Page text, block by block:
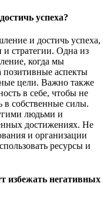
успеха?
и достичь успеха,
стратегии. Одна из
когда мы
позитивные аспекты
цели. Важно также
в себе, чтобы не
в собственные силы.
людьми и
достижениях. Не
и организации
ресурсы и
избежать негативных